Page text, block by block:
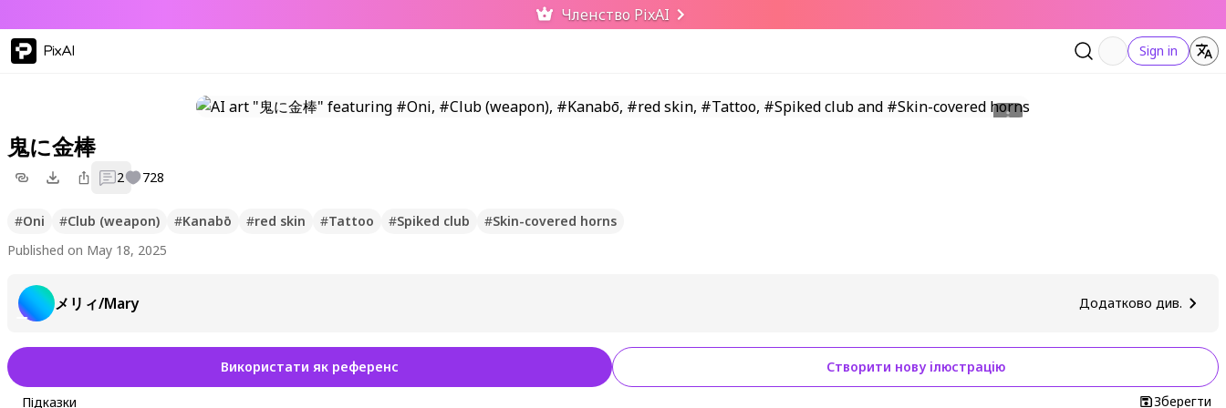
Членство PixAI
PixAI Sign in
鬼に金棒
2 728
#Oni #Club (weapon) #Kanabō #red skin #Tattoo #Spiked club #Skin-covered horns
Published on May 18, 2025
メリィ/Mary Додатково див.
Використати як референс Створити нову ілюстрацію
Підказки Зберегти